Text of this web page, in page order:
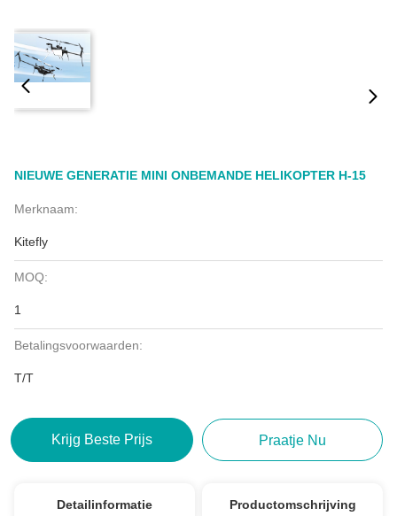
NIEUWE GENERATIE MINI ONBEMANDE HELIKOPTER H-15
Merknaam:
Kitefly
MOQ:
1
Betalingsvoorwaarden:
T/T
Krijg Beste Prijs Praatje Nu
Detailinformatie Productomschrijving